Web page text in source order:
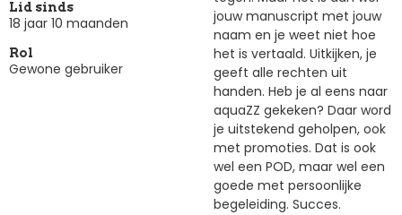
Lid sinds
18 jaar 10 maanden
Rol
Gewone gebruiker
jouw manuscript met jouw
naam en je weet niet hoe
het is vertaald. Uitkijken, je
geeft alle rechten uit
handen. Heb je al eens naar
aquaZZ gekeken? Daar word
je uitstekend geholpen, ook
met promoties. Dat is ook
wel een POD, maar wel een
goede met persoonlijke
begeleiding. Succes.